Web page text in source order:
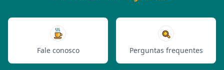
Fale conosco Perguntas frequentes